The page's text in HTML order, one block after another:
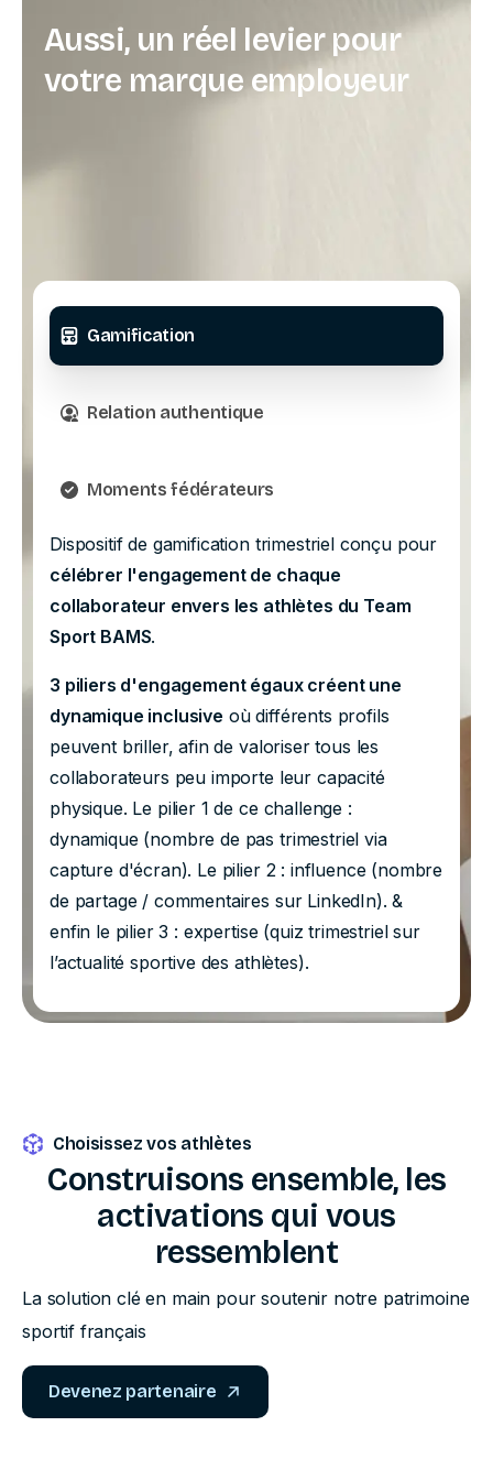
Aussi, un réel levier pour
votre marqueemployeur
Gamification
Relation authentique
Moments fédérateurs
Dispositif de gamification trimestriel conçu pour
célébrer l'engagement de chaque
collaborateur envers les athlètes du Team
Sport BAMS.
3 piliers d'engagement égaux créent une
dynamique inclusive où différents profils
peuvent briller, afin de valoriser tous les
collaborateurs peu importe leur capacité
physique. Le pilier 1 de ce challenge :
dynamique (nombre de pastrimestriel via
capture d'écran). Le pilier 2 : influence (nombre
de partage / commentaires sur LinkedIn). &
enfin le pilier 3 : expertise (quiz trimestrielsur
l’actualité sportive des athlètes).
Choisissez vos athlètes
Construisons ensemble, les
activations qui vous
ressemblent
La solution clé en main pour soutenir notre patrimoine
sportif français
Devenez partenaire